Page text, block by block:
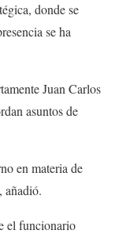
donde se
se ha
Juan Carlos
asuntos de
en materia de
añadió.
el funcionario